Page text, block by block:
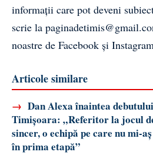
informații care pot deveni
scrie la
noastre de Facebook și
Articole similare
→ Dan Alexa înaintea
Timișoara: „Referitor la jocul
sincer, o echipă pe care nu mi-
în prima etapă”